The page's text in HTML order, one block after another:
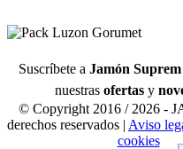
Suscríbete a Jamón Suprem
nuestras ofertas y
© Copyright 2016 / 2026 -
derechos reservados | Aviso
cookies